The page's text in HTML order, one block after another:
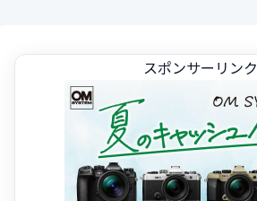
スポンサーリンク